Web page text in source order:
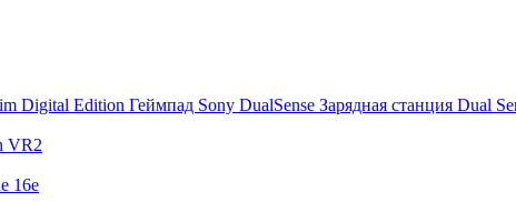
Digital Edition Геймпад Sony DualSense Зарядная станция Dual
VR2
16e